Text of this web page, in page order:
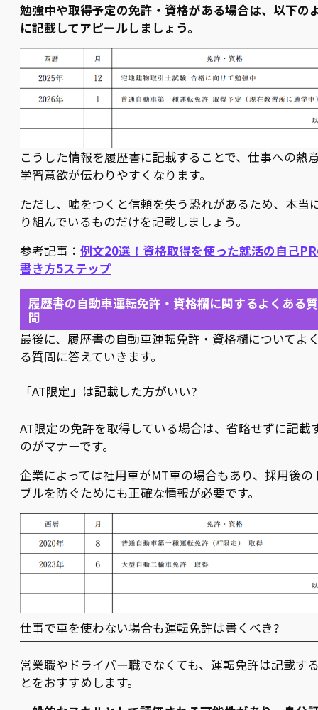
勉強中や取得予定の免許・資格がある場合は、以下の
に記載してアピールしましょう。
こうした情報を履歴書に記載することで、仕事への熱
学習意欲が伝わりやすくなります。
ただし、嘘をつくと信頼を失う恐れがあるため、本当
り組んでいるものだけを記載しましょう。
参考記事： 例文20選！資格取得を使った就活の自己
書き方5ステップ
履歴書の自動車運転免許・資格欄に関するよくある質
問
最後に、履歴書の自動車運転免許・資格欄についてよ
る質問に答えていきます。
「AT限定」は記載した方がいい?
AT限定の免許を取得している場合は、省略せずに記載
のがマナーです。
企業によっては社用車がMT車の場合もあり、採用後の
ブルを防ぐためにも正確な情報が必要です。
仕事で車を使わない場合も運転免許は書くべき?
営業職やドライバー職でなくても、運転免許は記載す
とをおすすめします。